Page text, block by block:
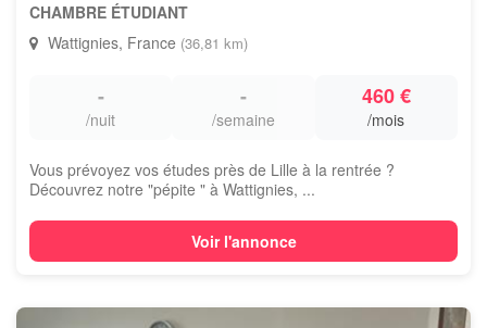
CHAMBRE ÉTUDIANT
Wattignies, France (36,81 km)
-
/nuit
-
/semaine
460 €
/mois
Vous prévoyez vos études près de Lille à la rentrée ?
Découvrez notre "pépite " à Wattignies, ...
Voir l'annonce